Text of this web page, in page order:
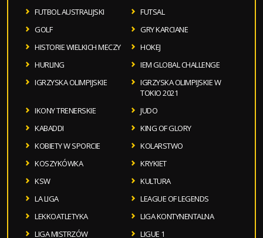
FUTBOL AUSTRALIJSKI
FUTSAL
GOLF
GRY KARCIANE
HISTORIE WIELKICH MECZY
HOKEJ
HURLING
IEM GLOBAL CHALLENGE
IGRZYSKA OLIMPIJSKIE
IGRZYSKA OLIMPIJSKIE W
TOKIO 2021
IKONY TRENERSKIE
JUDO
KABADDI
KING OF GLORY
KOBIETY W SPORCIE
KOLARSTWO
KOSZYKÓWKA
KRYKIET
KSW
KULTURA
LA LIGA
LEAGUE OF LEGENDS
LEKKOATLETYKA
LIGA KONTYNENTALNA
LIGA MISTRZÓW
LIGUE 1